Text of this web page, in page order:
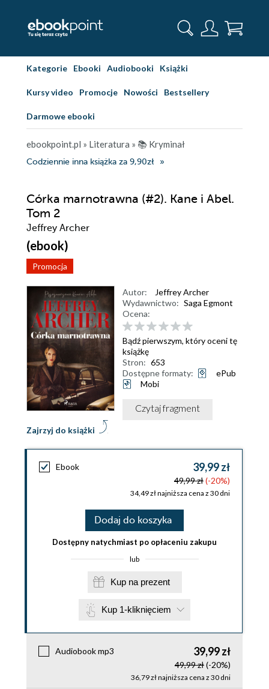
Kategorie Ebooki Audiobooki Książki
Kursy video Promocje Nowości Bestsellery
Darmowe ebooki
ebookpoint.pl » Literatura » 📚 Kryminał
Codziennie inna książka za 9,90zł
Córka marnotrawna (#2). Kane i Abel.
Tom 2
Jeffrey Archer
(ebook)
Promocja
Zajrzyj do książki
Autor:
Jeffrey Archer
Wydawnictwo: Saga Egmont
Ocena:
Bądź pierwszym, który oceni tę
książkę
Stron: 653
Dostępne formaty:
ePub
Mobi
Czytaj fragment
Ebook 39,99 zł
49,99 zł(-20%)
34,49 zł najniższa cena z 30 dni
Dodaj do koszyka
Dostępny natychmiast po opłaceniu zakupu
lub
Kup na prezent
Kup 1-kliknięciem
Audiobook mp3 39,99 zł
49,99 zł(-20%)
36,79 zł najniższa cena z 30 dni